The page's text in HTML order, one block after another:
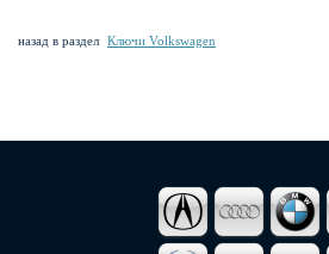
назад в раздел Ключи Volkswagen